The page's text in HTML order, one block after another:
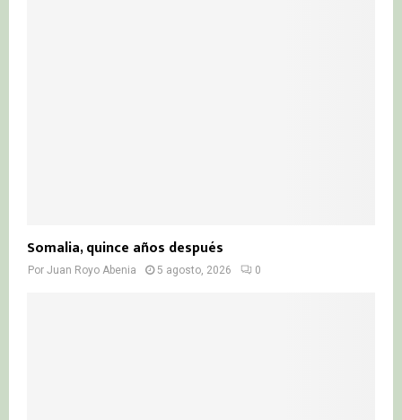
Somalia, quince años después
Por Juan Royo Abenia 5 agosto, 2026 0